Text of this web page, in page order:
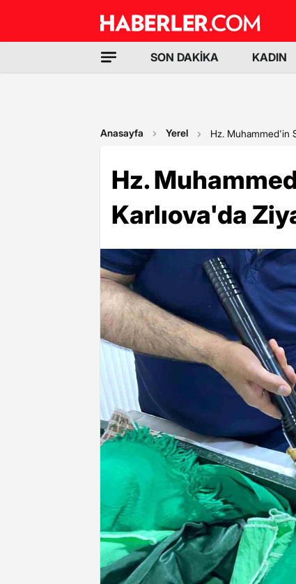
SON DAKİKA KADIN
Anasayfa Yerel Hz. Muhammed'in
Hz.
Karlıova'da